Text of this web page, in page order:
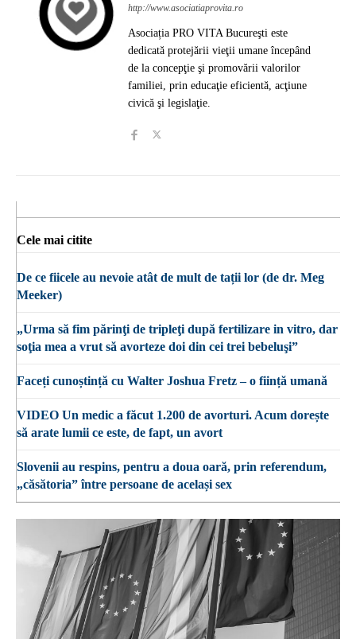
http://www.asociatiaprovita.ro
Asociația PRO VITA Bucureşti este
dedicată protejării vieţii umane începând
de la concepţie şi promovării valorilor
familiei, prin educaţie eficientă, acţiune
civică şi legislaţie.
Cele mai citite
De ce fiicele au nevoie atât de mult de tații lor (de dr. Meg
Meeker)
„Urma să fim părinţi de tripleţi după fertilizare in vitro, dar
soţia mea a vrut să avorteze doi din cei trei bebeluşi”
Faceți cunoștință cu Walter Joshua Fretz – o ființă umană
VIDEO Un medic a făcut 1.200 de avorturi. Acum dorește
să arate lumii ce este, de fapt, un avort
Slovenii au respins, pentru a doua oară, prin referendum,
„căsătoria” între persoane de același sex